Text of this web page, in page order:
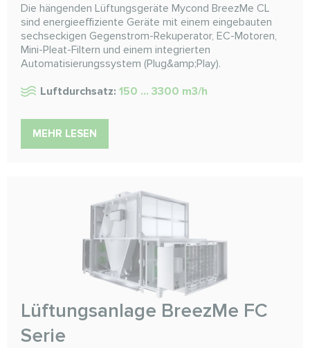
Die hängenden Lüftungsgeräte Mycond BreezMe CL
sind energieeffiziente Geräte mit einem eingebauten
sechseckigen Gegenstrom-Rekuperator, EC-Motoren,
Mini-Pleat-Filtern und einem integrierten
Automatisierungssystem (Plug&amp;Play).
Luftdurchsatz: 150 ... 3300 m3/h
MEHR LESEN
Lüftungsanlage BreezMe FC
Serie